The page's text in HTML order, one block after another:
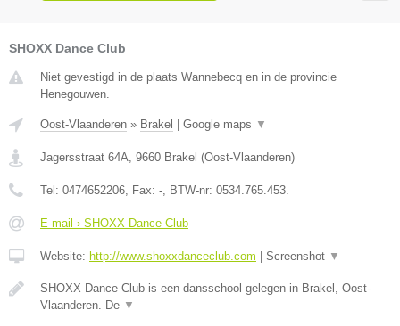
SHOXX Dance Club
Niet gevestigd in de plaats Wannebecq en in de provincie
Henegouwen.
Oost-Vlaanderen » Brakel | Google maps ▼
Jagersstraat 64A 9660 Brakel (Oost-Vlaanderen)
Tel: 0474652206 , Fax: - , BTW-nr: 0534.765.453.
E-mail › SHOXX Dance Club
Website: http://www.shoxxdanceclub.com | Screenshot ▼
SHOXX Dance Club is een dansschool gelegen in Brakel, Oost-
Vlaanderen. De ▼